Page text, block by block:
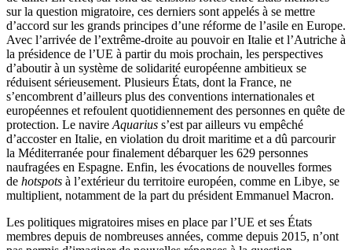
sur la question migratoire, ces derniers sont appelés à se mettre
d’accord sur les grands principes d’une réforme de l’asile en Europe.
Avec l’arrivée de l’extrême-droite au pouvoir en Italie et l’Autriche à
la présidence de l’UE à partir du mois prochain, les perspectives
d’aboutir à un système de solidarité européenne ambitieux se
réduisent sérieusement. Plusieurs États, dont la France, ne
s’encombrent d’ailleurs plus des conventions internationales et
européennes et refoulent quotidiennement des personnes en quête de
protection. Le navire Aquarius s’est par ailleurs vu empêché
d’accoster en Italie, en violation du droit maritime et a dû parcourir
la Méditerranée pour finalement débarquer les 629 personnes
naufragées en Espagne. Enfin, les évocations de nouvelles formes
de hotspots à l’extérieur du territoire européen, comme en Libye, se
multiplient, notamment de la part du président Emmanuel Macron.
Les politiques migratoires mises en place par l’UE et ses États
membres depuis de nombreuses années, comme depuis 2015, n’ont